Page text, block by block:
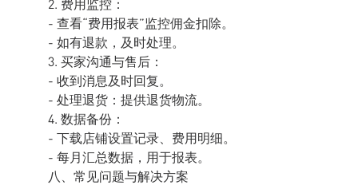
2. 费用监控：
- 查看“费用报表”监控佣金扣除。
- 如有退款，及时处理。
3. 买家沟通与售后：
- 收到消息及时回复。
- 处理退货：提供退货物流。
4. 数据备份：
- 下载店铺设置记录、费用明细。
- 每月汇总数据，用于报表。
八、常见问题与解决方案